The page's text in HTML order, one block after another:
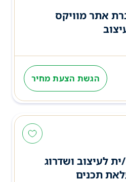
אתר מוויקס
הגשת הצעת מחיר
לעיצוב ושדרוג
תכנים